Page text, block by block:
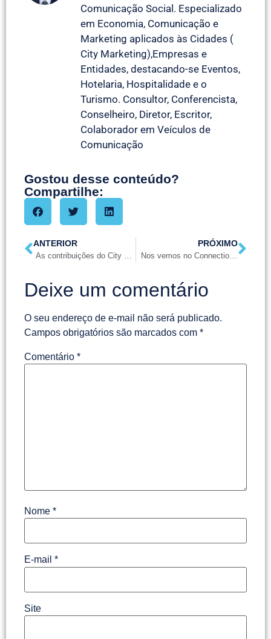
Comunicação Social. Especializado
em Economia, Comunicação e
Marketing aplicados às Cidades (
City Marketing),Empresas e
Entidades, destacando-se Eventos,
Hotelaria, Hospitalidade e o
Turismo. Consultor, Conferencista,
Conselheiro, Diretor, Escritor,
Colaborador em Veículos de
Comunicação
Gostou desse conteúdo?
Compartilhe:
ANTERIOR
As contribuições do City Marketing no desenvolvimento local
PRÓXIMO
Nos vemos no Connection Terroirs em Gramado
Deixe um comentário
O seu endereço de e-mail não será publicado.
Campos obrigatórios são marcados com *
Comentário *
Nome *
E-mail *
Site